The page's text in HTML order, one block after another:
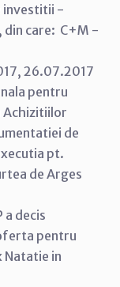
investitii -
care: C+M -
26.07.2017
pentru
Achizitiilor
de
pt.
de Arges
a decis
pentru
Natatie in